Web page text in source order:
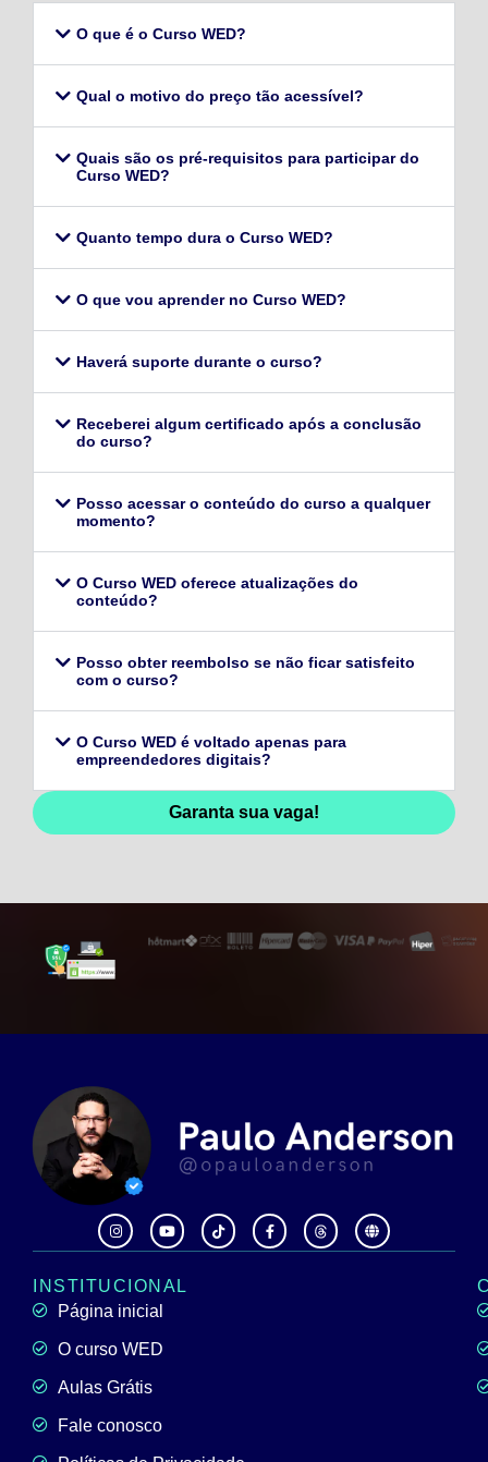
O que é o Curso WED?
Qual o motivo do preço tão acessível?
Quais são os pré-requisitos para participar do
Curso WED?
Quanto tempo dura o Curso WED?
O que vou aprender no Curso WED?
Haverá suporte durante o curso?
Receberei algum certificado após a conclusão
do curso?
Posso acessar o conteúdo do curso a qualquer
momento?
O Curso WED oferece atualizações do
conteúdo?
Posso obter reembolso se não ficar satisfeito
com o curso?
O Curso WED é voltado apenas para
empreendedores digitais?
Garanta sua vaga!
INSTITUCIONAL
Página inicial
O curso WED
Aulas Grátis
Fale conosco